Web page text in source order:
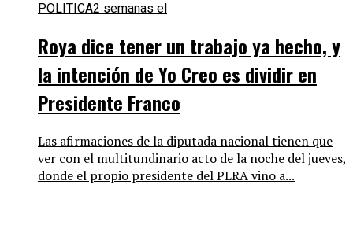
POLITICA2 semanas el
Roya dice tener un trabajo ya hecho, y
la intención de Yo Creo es dividir en
Presidente Franco
Las afirmaciones de la diputada nacional tienen que
ver con el multitundinario acto de la noche del jueves,
donde el propio presidente del PLRA vino a...